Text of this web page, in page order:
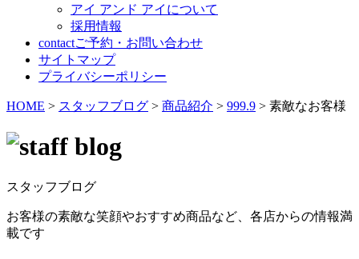
アイ アンド アイについて
採用情報
contactご予約・お問い合わせ
サイトマップ
プライバシーポリシー
HOME > スタッフブログ > 商品紹介 > 999.9 > 素敵なお客様
スタッフブログ
お客様の素敵な笑顔やおすすめ商品など、各店からの情報満
載です